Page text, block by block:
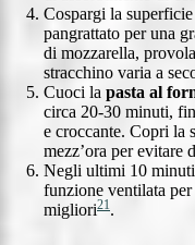
Cospargi la
pangrattato per una
di mozzarella,
stracchino varia a
Cuoci la pasta al
circa 20-30 minuti,
e croccante. Copri la
mezz’ora per evitare
Negli ultimi 10
funzione ventilata per
migliori21.